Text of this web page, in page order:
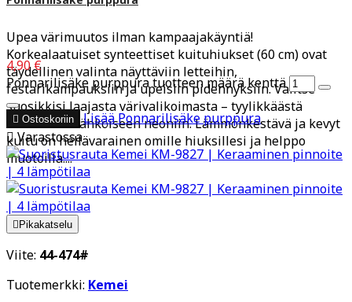
Upea värimuutos ilman kampaajakäyntiä!
Korkealaatuiset synteettiset kuituhiukset (60 cm) ovat
täydellinen valinta näyttäviin letteihin,
festarikampauksiin ja upeisiin pidennyksiin. Valitse
suosikkisi laajasta värivalikoimasta – tyylikkäästä
harmaasta sähköiseen neoniin. Lämmönkestävä ja kevyt
kuitu on hellävarainen omille hiuksillesi ja helppo
muotoilla....
4,90 €
Ponnarilisäke purppura tuotteen määrä kenttä
 Ostoskoriin LisääPonnarilisäke purppura
Varastossa
 Pikakatselu
Viite: 44-474#
Tuotemerkki: Kemei